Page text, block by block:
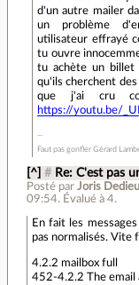
d'un autre mailer
un problème
utilisateur effrayé
tu ouvre
tu achète un billet
qu'ils cherchent
que j'ai cru
https://youtu.be/
Faut pas gonfler Gérard
[^] # Re: C'est pas
Posté par Joris Dedieu
09:54. Évalué à 4.
En fait les
pas normalisés. Vite
4.2.2 mailbox full
452-4.2.2 The email